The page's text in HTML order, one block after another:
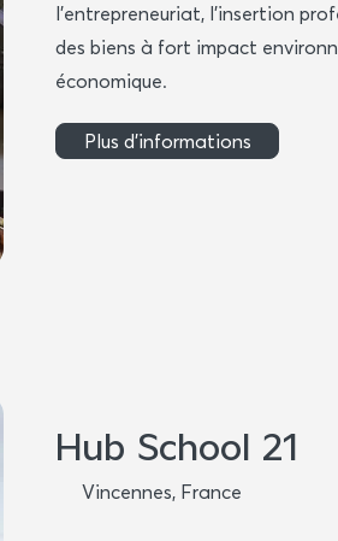
l’entrepreneuriat, l’insertion
des biens à fort impact
économique.
Plus d'informations
Hub School 21
Vincennes, France